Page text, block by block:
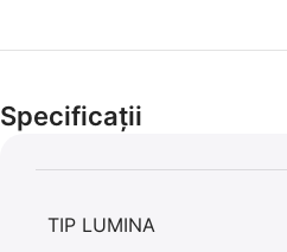
Cel mai mic preț!
56,86 LEI
Specificații
TIP LUMINA